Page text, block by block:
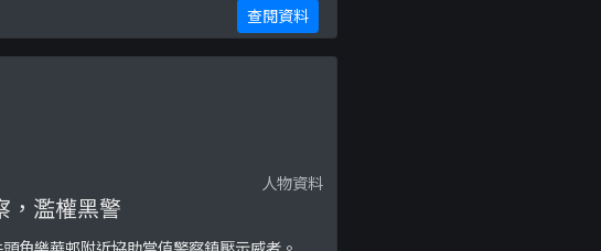
查閱資料
人物資料
，濫權黑警